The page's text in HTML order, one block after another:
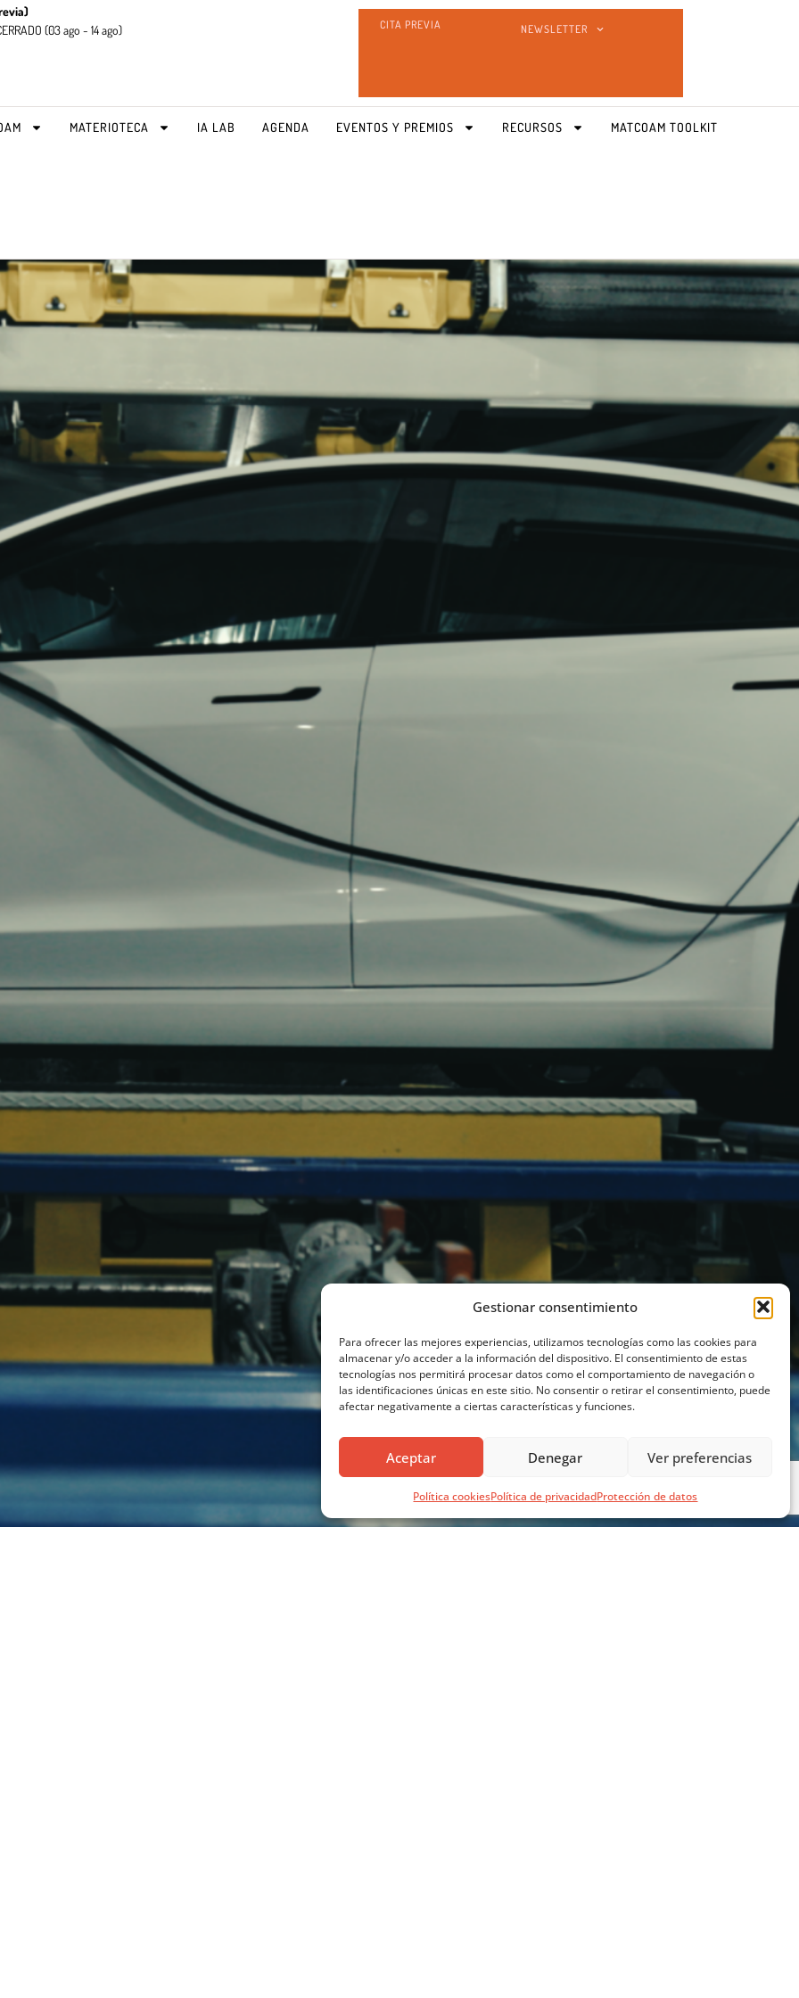
Gestionar consentimiento
Para ofrecer las mejores experiencias, utilizamos tecnologías como las cookies para
almacenar y/o acceder a la información del dispositivo. El consentimiento de estas
tecnologías nos permitirá procesar datos como el comportamiento de navegación o
las identificaciones únicas en este sitio. No consentir o retirar el consentimiento, puede
afectar negativamente a ciertas características y funciones.
Aceptar Denegar Ver preferencias
Política cookiesPolítica de privacidadProtección de datos
(03 ago - 14 ago) CITA PREVIA NEWSLETTER
MATERIOTECA IA LAB AGENDA EVENTOS Y PREMIOS RECURSOS MATCOAM TOOLKIT